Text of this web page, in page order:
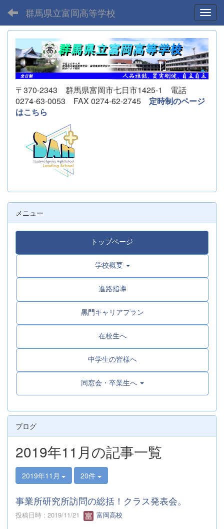
群馬県立富岡高等学校
〒370-2343 群馬県富岡市七日市1425-1 電話
0274-63-0053 FAX 0274-62-2745 定時制のページ
はこちら
メニュー
トップページ
学校概要
進路指導
黒門キャリアプラン
在校生へ
中学生の皆様へ
同窓会・卒業生へ
ブログ
2019年11月の記事一覧
2019年11月 20件
事業所研究所訪問の総括！クラス発表会。
投稿日時 : 2019/11/21 富岡高校